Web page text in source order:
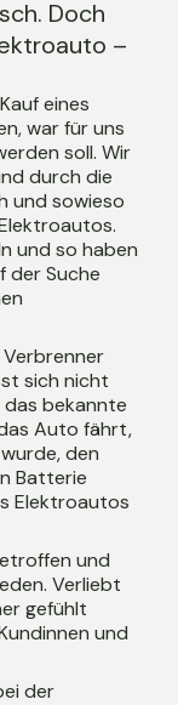
Doch
–
eines
war für uns
soll. Wir
durch die
und sowieso
und so haben
der Suche
sich nicht
bekannte
Auto fährt,
den
Batterie
Elektroautos
und
Verliebt
gefühlt
und
der